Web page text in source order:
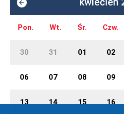
Pon. Wt. Śr. Czw.
30 31 01 02
06 07 08 09
13 14 15 16